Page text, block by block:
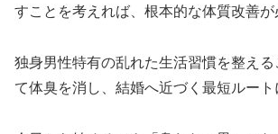
すことを考えれば、根本的な体質改善が
独身男性特有の乱れた生活習慣を整え
て体臭を消し、結婚へ近づく最短ルート